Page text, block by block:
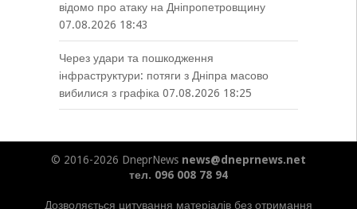
відомо про атаку на Дніпропетровщину
07.08.2026 18:43
Через удари та пошкодження
інфраструктури: потяги з Дніпра масово
вибилися з графіка 07.08.2026 18:25
© 2016-2026 DneprNews news@dneprnews.net
тел. 096 008 78 94
Дозволяється цитування матеріалів без отримання